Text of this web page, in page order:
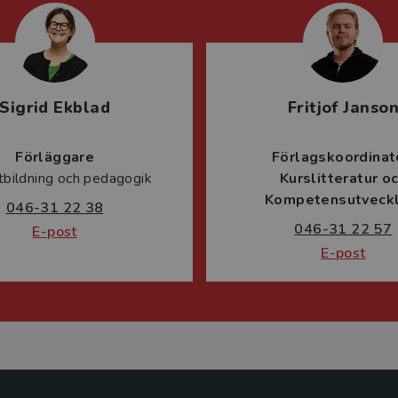
Sigrid Ekblad
Förläggare
och pedagogik
046-31 22 38
E-post
Fritjof Janson
Kurslitteratur
046-31 22 57
E-post